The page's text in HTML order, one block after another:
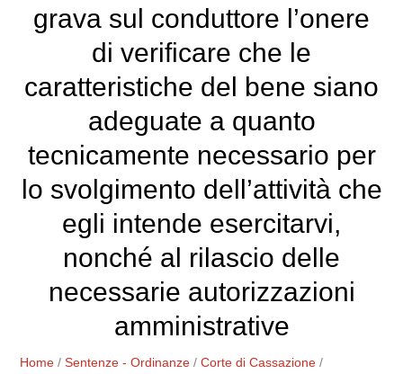
grava sul conduttore l’onere
di verificare che le
caratteristiche del bene siano
adeguate a quanto
tecnicamente necessario per
lo svolgimento dell’attività che
egli intende esercitarvi,
nonché al rilascio delle
necessarie autorizzazioni
amministrative
Home /Sentenze - Ordinanze /Corte di Cassazione /